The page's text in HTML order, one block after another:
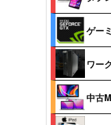
ゲー
ワー
中古